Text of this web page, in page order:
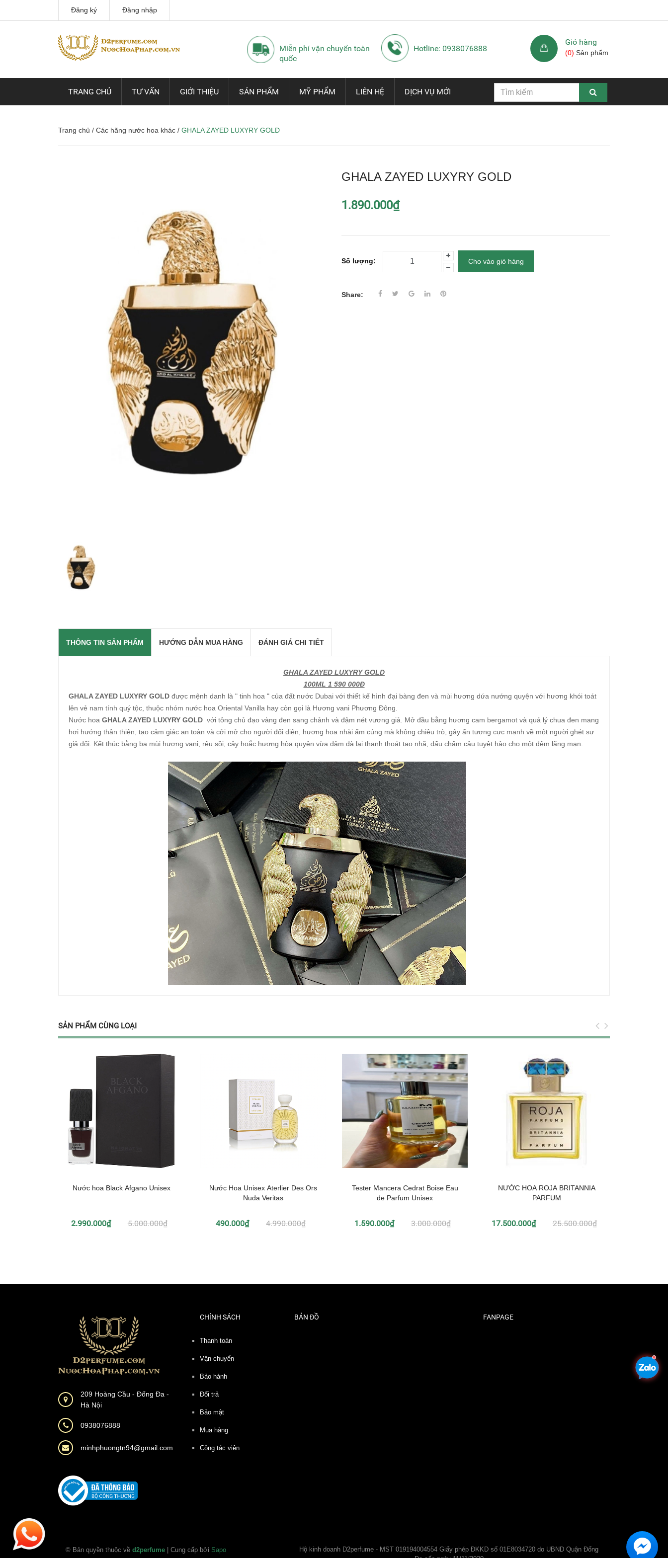
Đăng ký Đăng nhập
Miễn phí vận chuyển toàn
quốc
Hotline: 0938076888
Giỏ hàng
(0) Sản phẩm
TRANG CHỦ TƯ VẤN GIỚI THIỆU SẢN PHẨM MỸ PHẨM LIÊN HỆ DỊCH VỤ MỚI
Trang chủ / Các hãng nước hoa khác / GHALA ZAYED LUXYRY GOLD
GHALA ZAYED LUXYRY GOLD
1.890.000₫
Số lượng: Cho vào giỏ hàng
Share:
THÔNG TIN SẢN PHẨM HƯỚNG DẪN MUA HÀNG ĐÁNH GIÁ CHI TIẾT
GHALA ZAYED LUXYRY GOLD
100ML 1 590 000Đ
GHALA ZAYED LUXYRY GOLD được mệnh danh là " tinh hoa " của đất nước Dubai với thiết kế hình đại bàng đen và mùi hương dứa nướng quyện với hương khói toát
lên vẻ nam tính quý tộc, thuộc nhóm nước hoa Oriental Vanilla hay còn gọi là Hương vani Phương Đông.
Nước hoa GHALA ZAYED LUXYRY GOLD với tông chủ đạo vàng đen sang chảnh và đậm nét vương giả. Mở đầu bằng hương cam bergamot và quả lý chua đen mang
hơi hướng thân thiện, tạo cảm giác an toàn và cởi mở cho người đối diện, hương hoa nhài ấm cúng mà không chiêu trò, gây ấn tượng cực mạnh về một người ghét sự
giả dối. Kết thúc bằng ba mùi hương vani, rêu sồi, cây hoắc hương hòa quyện vừa đậm đà lại thanh thoát tao nhã, dấu chấm câu tuyệt hảo cho một đêm lãng mạn.
SẢN PHẨM CÙNG LOẠI
Nước hoa Black Afgano Unisex
2.990.000₫ 5.000.000₫
Nước Hoa Unisex Aterlier Des Ors
Nuda Veritas
490.000₫ 4.990.000₫
Tester Mancera Cedrat Boise Eau
de Parfum Unisex
1.590.000₫ 3.000.000₫
NƯỚC HOA ROJA BRITANNIA
PARFUM
17.500.000₫ 25.500.000₫
209 Hoàng Cầu - Đống Đa -
Hà Nội
0938076888
minhphuongtn94@gmail.com
CHÍNH SÁCH
Thanh toán
Vận chuyển
Bảo hành
Đổi trả
Bảo mật
Mua hàng
Cộng tác viên
BẢN ĐỒ FANPAGE
© Bản quyền thuộc về d2perfume | Cung cấp bởi Sapo
Hộ kinh doanh D2perfume - MST 019194004554 Giấy phép ĐKKD số 01E8034720 do UBND Quận Đống